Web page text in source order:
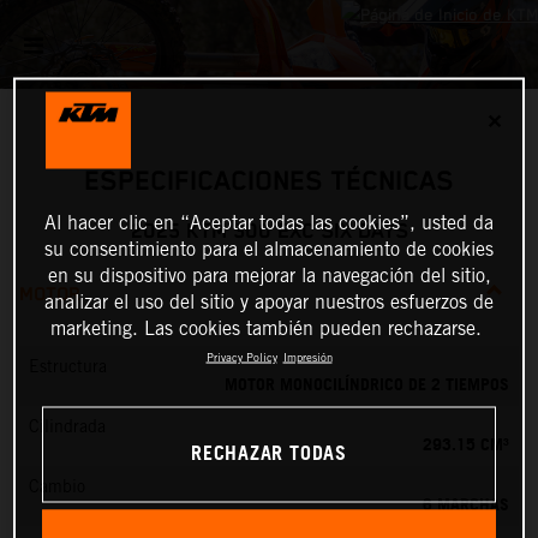
2025 KTM 300 EXC SIX DAYS
MOTOR
6 MARCHAS
Al hacer clic en “Aceptar todas las cookies”, usted da
su consentimiento para el almacenamiento de cookies
en su dispositivo para mejorar la navegación del sitio,
analizar el uso del sitio y apoyar nuestros esfuerzos de
marketing. Las cookies también pueden rechazarse.
Privacy Policy Impresión
RECHAZAR TODAS